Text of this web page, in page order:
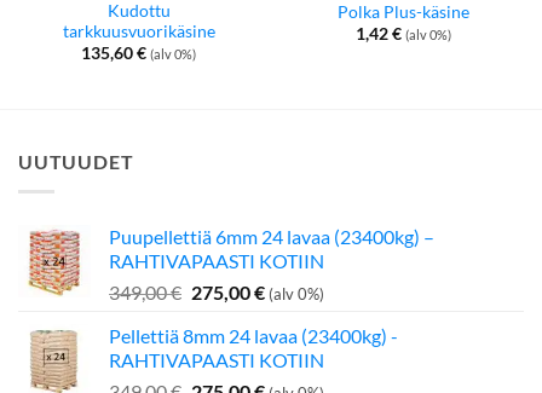
Kudottu
tarkkuusvuorikäsine
135,60€ (alv 0%)
Polka Plus-käsine
1,42€ (alv 0%)
UUTUUDET
Puupellettiä 6mm 24 lavaa (23400kg) –
RAHTIVAPAASTI KOTIIN
349,00€ Alkuperäinen
oli:
349,00 €.
275,00€Nykyinen
on:
275,00 €.
(alv 0%)
Pellettiä 8mm 24 lavaa (23400kg) -
RAHTIVAPAASTI KOTIIN